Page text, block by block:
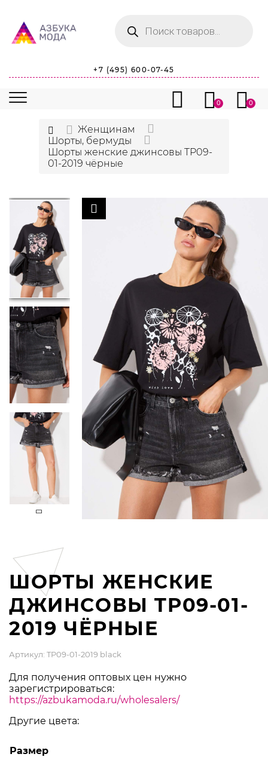
товаров
+7 (495) 600-07-45
0 0
Женщинам
Шорты, бермуды
Шорты женские джинсовы TP09-
01-2019 чёрные
ШОРТЫ ЖЕНСКИЕ
ДЖИНСОВЫ TP09-01-
2019 ЧЁРНЫЕ
Артикул: TP09-01-2019 black
Для получения оптовых цен нужно
зарегистрироваться:
https://azbukamoda.ru/wholesalers/
Другие цвета:
Размер